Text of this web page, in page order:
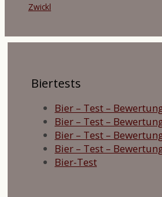
Zwickl
Biertests
Bier – Test –
Bier – Test –
Bier – Test –
Bier – Test –
Bier-Test